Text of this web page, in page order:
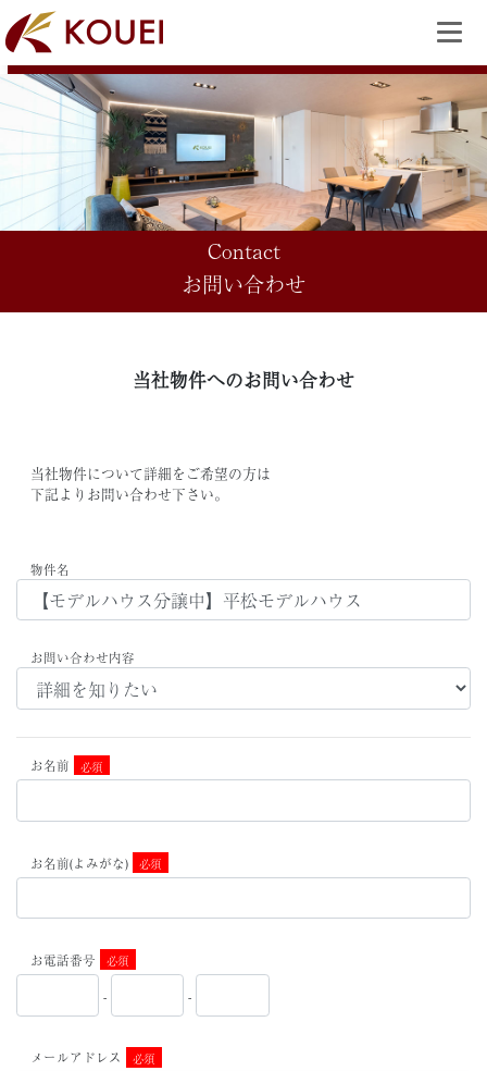
Contact
お問い合わせ
当社物件へのお問い合わせ
当社物件について詳細をご希望の方は
下記よりお問い合わせ下さい。
物件名
お問い合わせ内容
お名前 必須
お名前(よみがな) 必須
お電話番号 必須
- -
メールアドレス 必須